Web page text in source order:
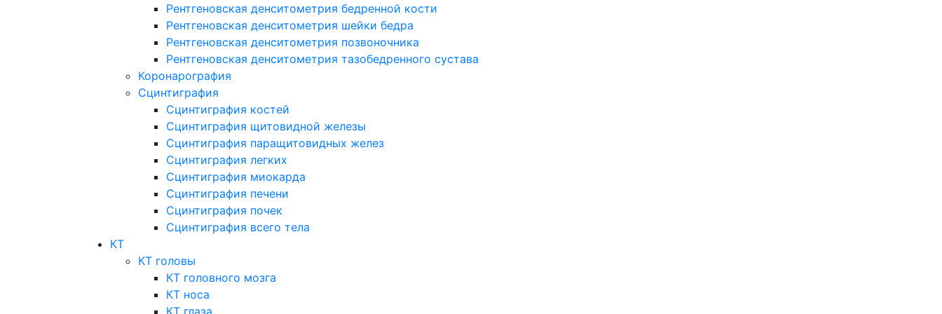
Рентгеновская денситометрия бедренной кости
Рентгеновская денситометрия шейки бедра
Рентгеновская денситометрия позвоночника
Рентгеновская денситометрия тазобедренного сустава
Коронарография
Сцинтиграфия
Сцинтиграфия костей
Сцинтиграфия щитовидной железы
Сцинтиграфия паращитовидных желез
Сцинтиграфия легких
Сцинтиграфия миокарда
Сцинтиграфия печени
Сцинтиграфия почек
Сцинтиграфия всего тела
КТ
КТ головы
КТ головного мозга
КТ носа
КТ глаза